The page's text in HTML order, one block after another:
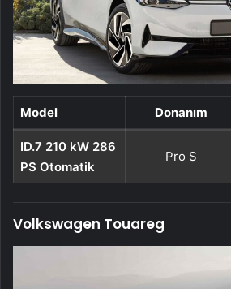
Model Donanım
ID.7 210 kW 286
PS Otomatik
Pro S
Volkswagen Touareg